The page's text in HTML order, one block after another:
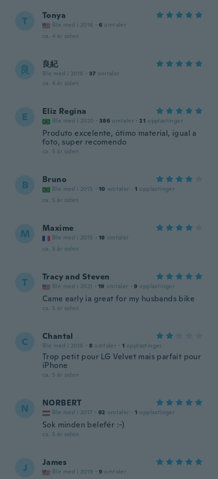
T Tonya
Ble med i 2016 · 6 omtaler
ca. 4 år siden
良 良紀
Ble med i 2018 · 37 omtaler
ca. 4 år siden
E Eliz Regina
Ble med i 2020 · 386 omtaler · 21 opplastinger
Produto excelente, ótimo material, igual a
foto, super recomendo
ca. 5 år siden
B Bruno
Ble med i 2015 · 10 omtaler · 1 opplastinger
ca. 5 år siden
M Maxime
Ble med i 2015 · 18 omtaler
ca. 5 år siden
T Tracy and Steven
Ble med i 2021 · 19 omtaler · 9 opplastinger
Came early ia great for my husbands bike
ca. 5 år siden
C Chantal
Ble med i 2016 · 8 omtaler · 1 opplastinger
Trop petit pour LG Velvet mais parfait pour
iPhone
ca. 5 år siden
N NORBERT
Ble med i 2017 · 92 omtaler · 1 opplastinger
Sok minden belefér :-)
ca. 5 år siden
J James
Ble med i 2019 · 9 omtaler